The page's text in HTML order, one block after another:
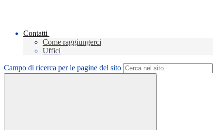
Contatti
Come raggiungerci
Uffici
Campo di ricerca per le pagine del sito